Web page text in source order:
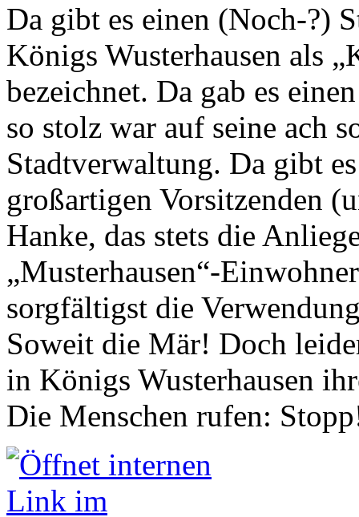
Da gibt es einen (Noch-?)
Königs Wusterhausen als
bezeichnet. Da gab es
so stolz war auf seine ach
Stadtverwaltung. Da gibt
großartigen Vorsitzenden
Hanke, das stets die
„Musterhausen“-
sorgfältigst die
Soweit die Mär! Doch
in Königs Wusterhausen
Die Menschen rufen: